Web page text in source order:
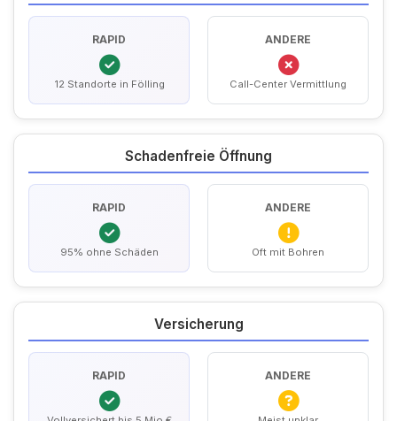
RAPID
12 Standorte in Fölling
ANDERE
Call-Center Vermittlung
Schadenfreie Öffnung
RAPID
95% ohne Schäden
ANDERE
Oft mit Bohren
Versicherung
RAPID ANDERE